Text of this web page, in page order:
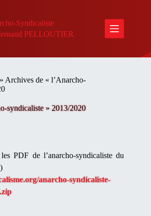
Syndicaliste
PELLOUTIER
Archives de « l’Anarcho-
syndicaliste » 2013/2020
PDF de l’anarcho-syndicaliste du
anarcho-syndicaliste-